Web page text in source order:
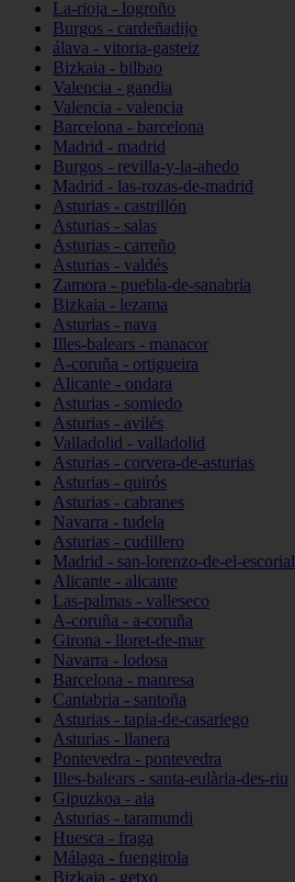
La-rioja - logroño
Burgos - cardeñadijo
álava - vitoria-gasteiz
Bizkaia - bilbao
Valencia - gandia
Valencia - valencia
Barcelona - barcelona
Madrid - madrid
Burgos - revilla-y-la-ahedo
Madrid - las-rozas-de-madrid
Asturias - castrillón
Asturias - salas
Asturias - carreño
Asturias - valdés
Zamora - puebla-de-sanabria
Bizkaia - lezama
Asturias - nava
Illes-balears - manacor
A-coruña - ortigueira
Alicante - ondara
Asturias - somiedo
Asturias - avilés
Valladolid - valladolid
Asturias - corvera-de-asturias
Asturias - quirós
Asturias - cabranes
Navarra - tudela
Asturias - cudillero
Madrid - san-lorenzo-de-el-escorial
Alicante - alicante
Las-palmas - valleseco
A-coruña - a-coruña
Girona - lloret-de-mar
Navarra - lodosa
Barcelona - manresa
Cantabria - santoña
Asturias - tapia-de-casariego
Asturias - llanera
Pontevedra - pontevedra
Illes-balears - santa-eulària-des-riu
Gipuzkoa - aia
Asturias - taramundi
Huesca - fraga
Málaga - fuengirola
Bizkaia - getxo